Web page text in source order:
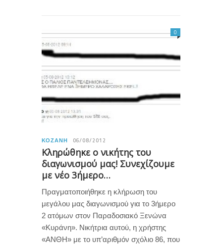
ΚΟΖΆΝΗ 06/08/2012
Κληρώθηκε ο νικήτης του
διαγωνισμού μας! Συνεχίζουμε
με νέο 3ήμερο…
0
Πραγματοποιήθηκε η κλήρωση του
μεγάλου μας διαγωνισμού για το 3ήμερο
2 ατόμων στον Παραδοσιακό Ξενώνα
«Κυράνη». Νικήτρια αυτού, η χρήστης
«ΑΝΘΗ» με το υπ’αριθμόν σχόλιο 86, που